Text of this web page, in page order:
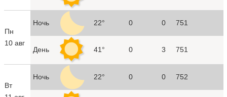
Пн
10 авг
Ночь 22° 0 0 751
День 41° 0 3 751
Вт
Ночь 22° 0 0 752